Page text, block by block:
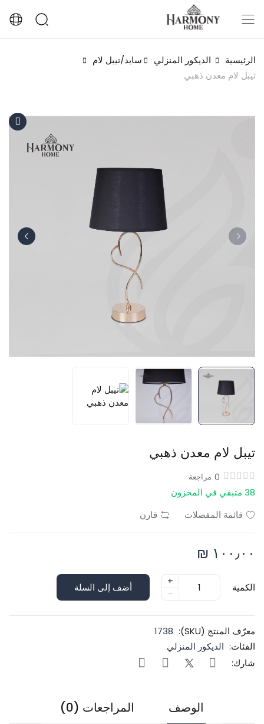
الرئيسية الديكور المنزلي
سايد/تيبل لام
تيبل لام معدن ذهبي
تيبل لام معدن ذهبي
0 مراجعة
38 متبقي في المخزون
قائمة المفضلات
قارن
١٠٠٫٠٠ ₪
الكمية
+
-
أضف إلى السلة
معرّف المنتج (SKU):
1738
الفئات: الديكور المنزلي
شارك:
الوصف المراجعات (0)